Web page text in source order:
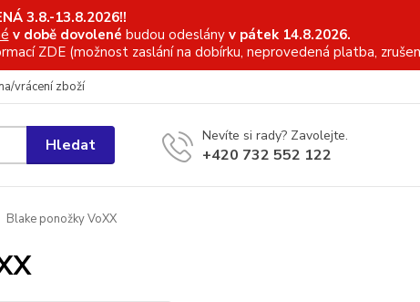
3.8.-13.8.2026!!
v době dovolené budou odeslány v pátek 14.8.2026.
ZDE (možnost zaslání na dobírku, neprovedená platba,
vrácení zboží
Hledat Nevíte si rady? Zavolejte.
+420 732 552 122
Blake ponožky VoXX